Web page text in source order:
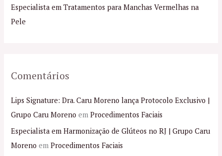
o
r
Especialista em Tratamentos para Manchas Vermelhas na
Pele
Comentários
Lips Signature: Dra. Caru Moreno lança Protocolo Exclusivo |
Grupo Caru Moreno emProcedimentos Faciais
Especialista em Harmonização de Glúteos no RJ | Grupo Caru
Moreno emProcedimentos Faciais